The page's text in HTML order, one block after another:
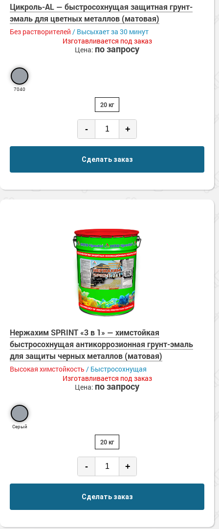
Цикроль-AL — быстросохнущая защитная грунт-
эмаль для цветных металлов (матовая)
Без растворителей / Высыхает за 30 минут
Изготавливается под заказ
Цена: по запросу
7040
20 кг
- +
Сделать заказ
Нержахим SPRINT «3 в 1» — химстойкая
быстросохнущая антикоррозионная грунт-эмаль
для защиты черных металлов (матовая)
Высокая химстойкость / Быстросохнущая
Изготавливается под заказ
Цена: по запросу
Серый
20 кг
- +
Сделать заказ